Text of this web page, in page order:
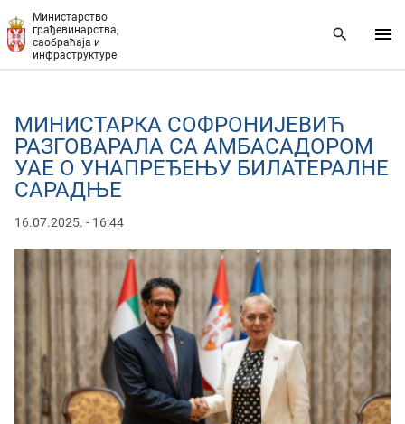
Министарство
грађевинарства,
саобраћаја и
инфраструктуре
МИНИСТАРКА СОФРОНИЈЕВИЋ
РАЗГОВАРАЛА СА АМБАСАДОРОМ
УАЕ О УНАПРЕЂЕЊУ БИЛАТЕРАЛНЕ
САРАДЊЕ
16.07.2025. - 16:44